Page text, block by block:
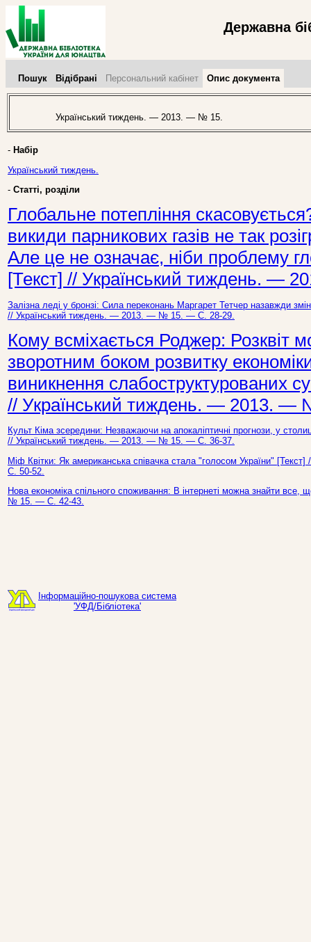
Державна
Пошук Відібрані Персональний кабінет Опис документа
Український тиждень. — 2013. — № 15.
- Набір
Український тиждень.
- Статті, розділи
Глобальне потепління
викиди парникових газів не так
Але це не означає, ніби проблему
[Текст] // Український тиждень.
Залізна леді у бронзі: Сила переконань Маргарет Тетчер назавжди
// Український тиждень. — 2013. — № 15. — С. 28-29.
Кому всміхається Роджер: Розквіт
зворотним боком розвитку
виникнення слабоструктурованих
// Український тиждень. — 2013.
Культ Кіма зсередини: Незважаючи на апокаліптичні прогнози, у
// Український тиждень. — 2013. — № 15. — С. 36-37.
Міф Квітки: Як американська співачка стала "голосом України"
С. 50-52.
Нова економіка спільного споживання: В інтернеті можна знайти
№ 15. — С. 42-43.
Інформаційно-пошукова система
'УФД/Бібліотека'